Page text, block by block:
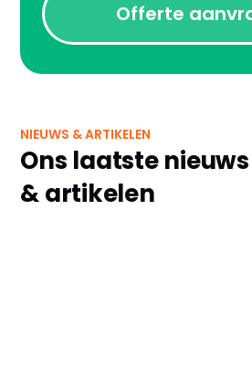
Offerte
NIEUWS & ARTIKELEN
Ons laatste nieuws
& artikelen